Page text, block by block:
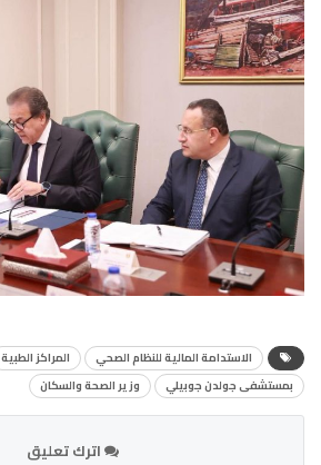
الاستدامة المالية للنظام الصحي المراكز الطبية
بمستشفى جولدن جوبيلي
وزير الصحة والسكان
اترك تعليق